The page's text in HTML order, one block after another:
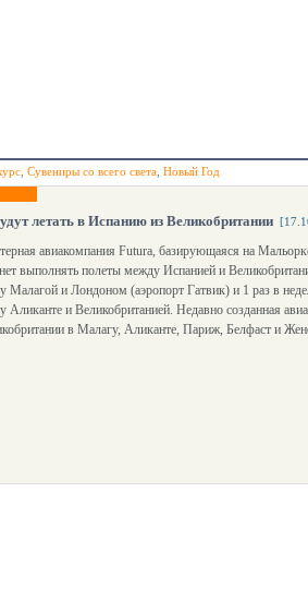
Сувениры со всего света Новый Год
летать в Испанию из Великобритании
авиакомпания Futura, базирующаяся на
выполнять полеты между Испанией и
Малагой и Лондоном (аэропорт Гатвик) и 1 раз в
Аликанте и Великобританией. Недавно созданная
в Малагу, Аликанте, Париж, Белфаст и